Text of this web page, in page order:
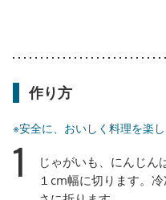
作り方
※安全に、おいしく料理を楽
1
じゃがいも、にんじん
１cm幅に切ります。